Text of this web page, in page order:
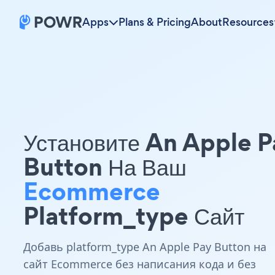
Apps Plans & PricingAboutResources
Установите An Apple
Button На Ваш
Ecommerce
Platform_type Сайт
Добавь platform_type An Apple Pay Button на
сайт Ecommerce без написания кода и без